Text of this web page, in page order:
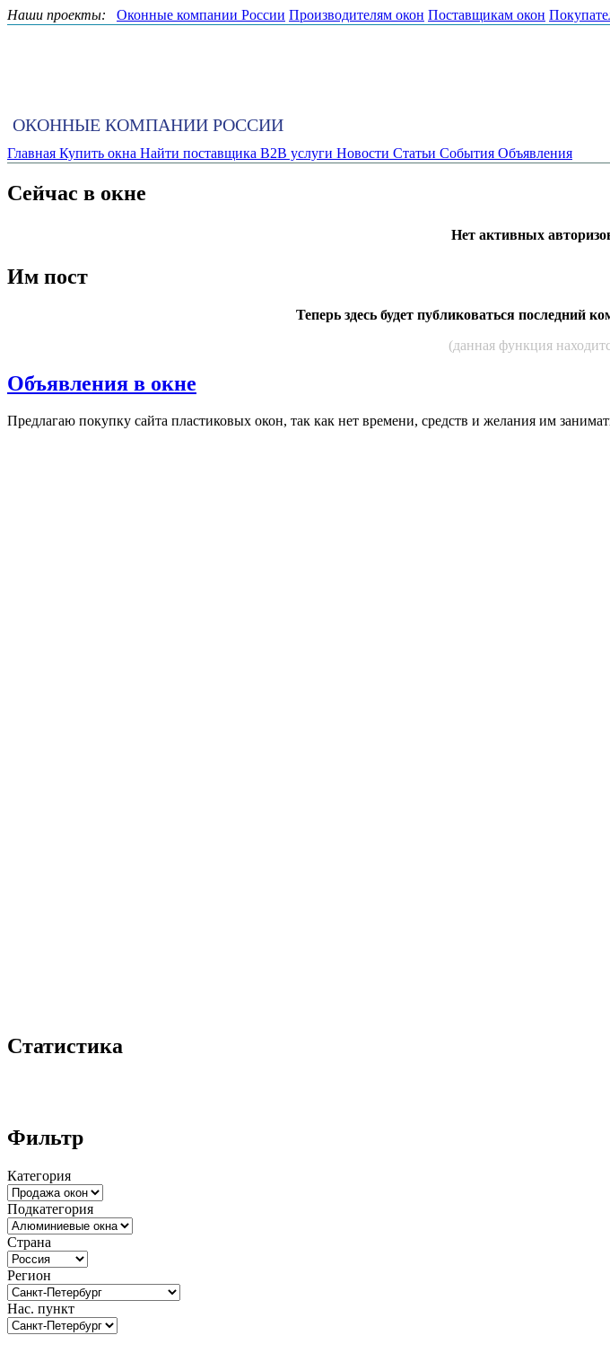
Наши проекты: Оконные компании России Производителям окон Поставщикам окон
ОКОННЫЕ КОМПАНИИ РОССИИ
Главная Купить окна Найти поставщика B2B услуги Новости Статьи События Объявления
Сейчас в окне
Нет активных
Им пост
Теперь здесь будет публиковаться последний
(данная функция
Объявления в окне
Пред­ла­гаю по­куп­ку сай­та плас­ти­ковых окон, так как нет вре­мени, средств и же­лания им
Статистика
Фильтр
Категория
Подкатегория
Страна
Регион
Нас. пункт